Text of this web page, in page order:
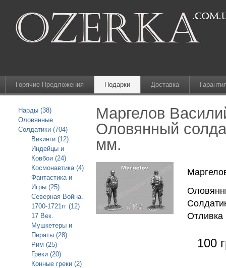
Горячие Предложения Подарки Доставка
Нарды (38)
Оловянные
Солдатики (704)
Викинги (12)
Индейцы и
Ковбои (24)
Космонавтика (4)
Фантастика и
Игры (25)
Северная Война.
1700-1721гг (12)
17 Век.
Мушкетеры и
Пираты (28)
Рим (25)
Греки (20)
Конные греки (2)
Маргелов
Оловянный
мм.
Отливка
100